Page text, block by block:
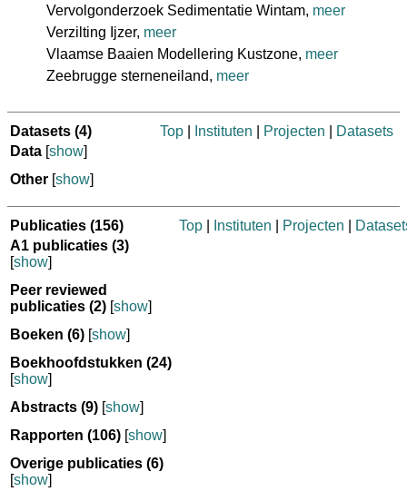
Vervolgonderzoek Sedimentatie Wintam, meer
Verzilting Ijzer, meer
Vlaamse Baaien Modellering Kustzone, meer
Zeebrugge sterneneiland, meer
Datasets (4) Top Instituten Projecten
Datasets
Data [show]
Other [show]
Publicaties (156) Top Instituten Projecten
A1 publicaties (3)
[show]
Peer reviewed
publicaties (2) [show]
Boeken (6) [show]
Boekhoofdstukken (24)
[show]
Abstracts (9) [show]
Rapporten (106) [show]
Overige publicaties (6)
[show]